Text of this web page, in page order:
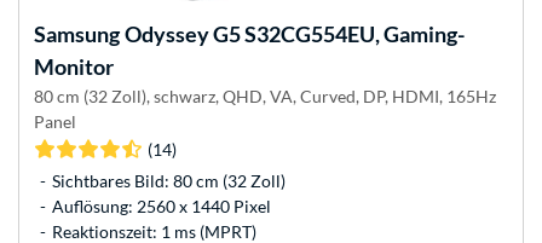
SamsungOdyssey G5 S32CG554EU, Gaming-
Monitor
80 cm (32 Zoll), schwarz, QHD, VA, Curved, DP, HDMI, 165Hz
Panel
(14)
Sichtbares Bild: 80 cm (32 Zoll)
Auflösung: 2560 x 1440 Pixel
Reaktionszeit: 1 ms (MPRT)